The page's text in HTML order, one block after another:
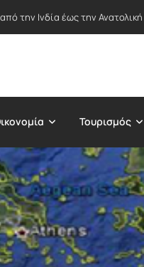
την Ινδία έως την
Τουρισμός